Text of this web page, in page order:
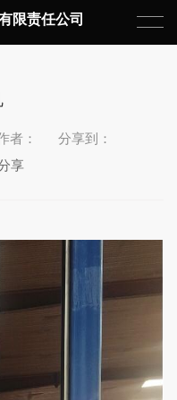
限责任公司
者：
分享到：
享